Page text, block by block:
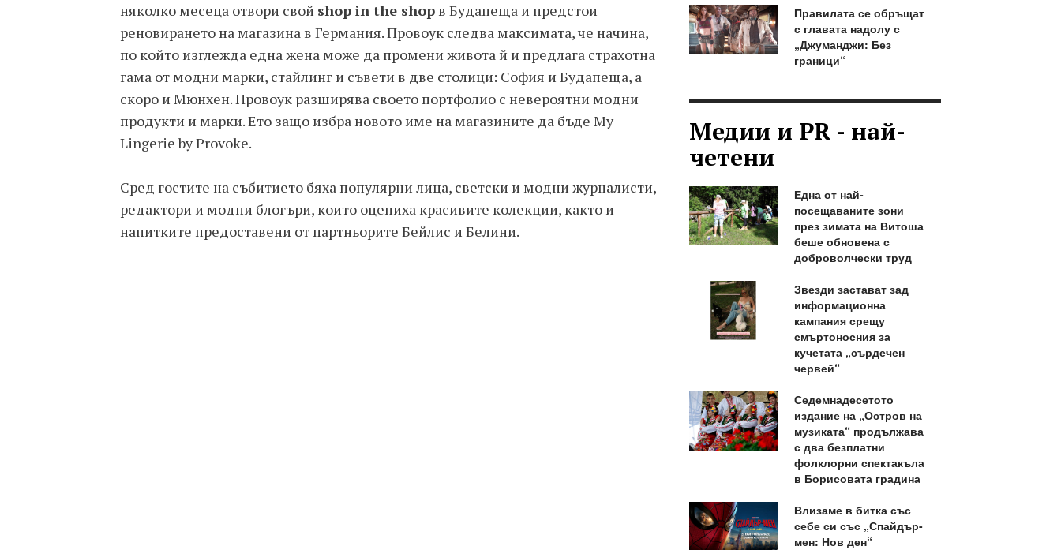
няколко месеца отвори свой shop in the shop в Будапеща и предстои
реновирането на магазина в Германия. Провоук следва максимата, че начина,
по който изглежда една жена може да промени живота й и предлага страхотна
гама от модни марки, стайлинг и съвети в две столици: София и Будапеща, а
скоро и Мюнхен. Провоук разширява своето портфолио с невероятни модни
продукти и марки. Ето защо избра новото име на магазините да бъде My
Lingerie by Provoke.
Сред гостите на събитието бяха популярни лица, светски и модни журналисти,
редактори и модни блогъри, които оцениха красивите колекции, както и
напитките предоставени от партньорите Бейлис и Белини.
Правилата се обръщат
с главата надолу с
„Джуманджи: Без
граници“
Медии и PR - най-
четени
Една от най-
посещаваните зони
през зимата на Витоша
беше обновена с
доброволчески труд
Звезди застават зад
информационна
кампания срещу
смъртоносния за
кучетата „сърдечен
червей“
Седемнадесетото
издание на „Остров на
музиката“ продължава
с два безплатни
фолклорни спектакъла
в Борисовата градина
Влизаме в битка със
себе си със „Спайдър-
мен: Нов ден“